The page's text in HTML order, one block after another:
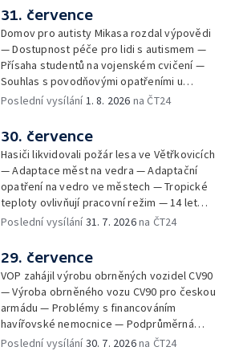
Protipovodňová opatření v Troubkách —
Zájem o bydlení na vysokoškolskýc kolejích
— Vrcholí sklizeň levandulí
31. července
Domov pro autisty Mikasa rozdal výpovědi
— Dostupnost péče pro lidi s autismem —
Přísaha studentů na vojenském cvičení —
Souhlas s povodňovými opatřeními u
Troubek — Opravy Rudné omezí dopravu —
počasí na následující dny — Vedra táhnou na
chladnější místa — Hasiči lokalizovali požár
lesa na Opavsku — Požáry zemědělské
techniky na Olomoucku — Dva roky od
požáru škol v Českém Těšíně — Výstava
Sladké vzpomínky Opavska
Poslední vysílání1. 8. 2026 na ČT24
30. července
Hasiči likvidovali požár lesa ve Větřkovicích
— Adaptace měst na vedra — Adaptační
opatření na vedro ve městech — Tropické
teploty ovlivňují pracovní režim — 14 let
vězení za vraždu ženy ve Staříči/ —
— Podvodník připravil 17 lidí o 4 miliony —
DPO pořídí 70 nových elektrobusů — V
Olomouci přibude 20 elektrobusů —
Mistryně světa Kneblová zpět v Olomouci —
Mobilní kurníky pomáhají s kvalitou půdy —
Výběr ze sociálních sítí ČT — Nové varhany v
Rudě u Rýmařova
Poslední vysílání31. 7. 2026na ČT24
29. července
VOP zahájil výrobu obrněných vozidel CV90
— Výroba obrněného vozu CV90 pro českou
armádu — Problémy s financováním
havířovské nemocnice — Podprůměrná
návštěvnost koupališť v červenci — Do
Poslední vysílání30. 7. 2026na ČT24